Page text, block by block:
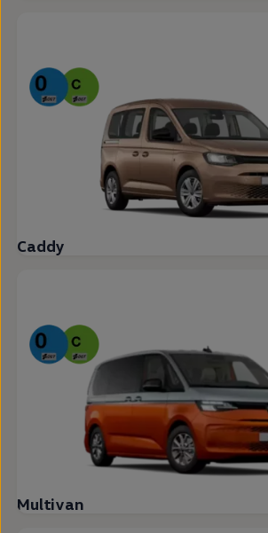
Caddy
Multivan